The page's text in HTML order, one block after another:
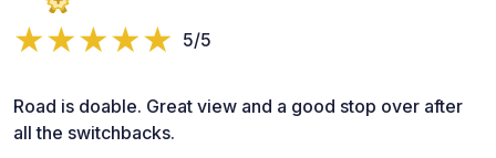
5/5
Road is doable. Great view and a good stop over after
all the switchbacks.